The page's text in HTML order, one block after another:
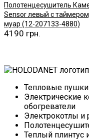
Полотенцесушитель
Sensor левый с
муар (12-207133-4880)
4190 грн.
Тепловые пушки
Электрические
обогреватели
Электрокотлы и
Теплый плинтус